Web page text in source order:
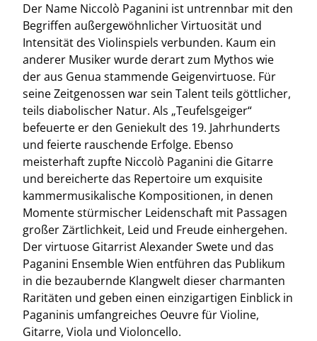
Der Name Niccolò Paganini ist untrennbar mit den
Begriffen außergewöhnlicher Virtuosität und
Intensität des Violinspiels verbunden. Kaum ein
anderer Musiker wurde derart zum Mythos wie
der aus Genua stammende Geigenvirtuose. Für
seine Zeitgenossen war sein Talent teils göttlicher,
teils diabolischer Natur. Als „Teufelsgeiger“
befeuerte er den Geniekult des 19. Jahrhunderts
und feierte rauschende Erfolge. Ebenso
meisterhaft zupfte Niccolò Paganini die Gitarre
und bereicherte das Repertoire um exquisite
kammermusikalische Kompositionen, in denen
Momente stürmischer Leidenschaft mit Passagen
großer Zärtlichkeit, Leid und Freude einhergehen.
Der virtuose Gitarrist Alexander Swete und das
Paganini Ensemble Wien entführen das Publikum
in die bezaubernde Klangwelt dieser charmanten
Raritäten und geben einen einzigartigen Einblick in
Paganinis umfangreiches Oeuvre für Violine,
Gitarre, Viola und Violoncello.